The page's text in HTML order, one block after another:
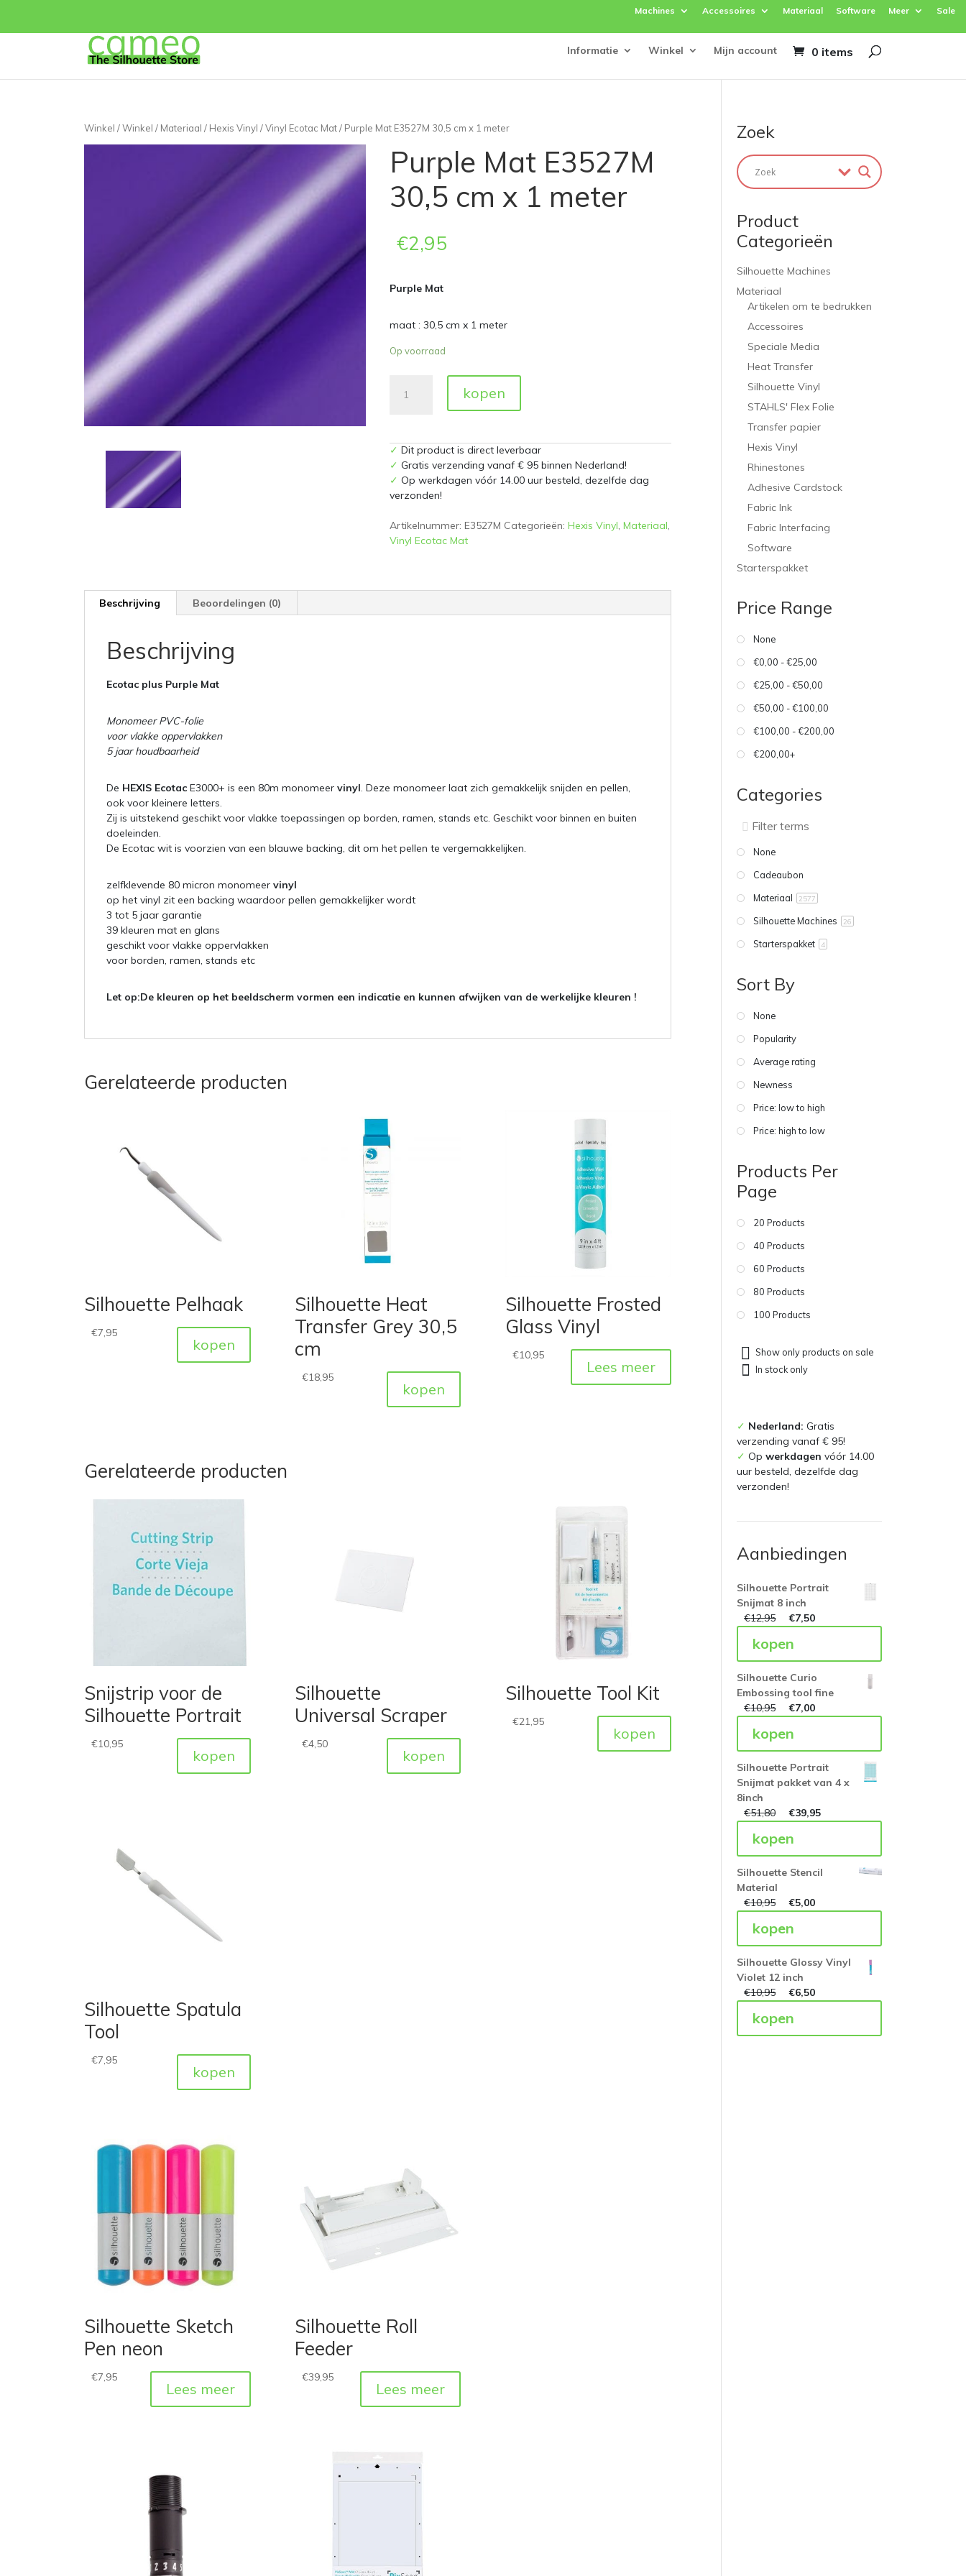
Machines Accessoires Materiaal Software Meer Sale
Informatie Winkel Mijn account 0 items
Winkel /Winkel / Materiaal / Hexis Vinyl /Vinyl Ecotac Mat/ Purple Mat E3527M 30,5 cm x 1 meter
Purple Mat E3527M
30,5 cm x 1 meter
€2,95
Purple Mat
maat : 30,5 cm x 1 meter
Op voorraad
Mat
cm
meter
aantal
kopen
✓ Dit product is direct leverbaar
✓ Gratis verzending vanaf € 95 binnen Nederland!
✓ Op werkdagen vóór 14.00 uur besteld, dezelfde dag
verzonden!
Artikelnummer: E3527M Categorieën: Hexis Vinyl, Materiaal,
Vinyl Ecotac Mat
Beschrijving Beoordelingen (0)
Beschrijving
Ecotac plus Purple Mat
Monomeer PVC-folie
voor vlakke oppervlakken
5 jaar houdbaarheid
De HEXIS Ecotac E3000+ is een 80m monomeer vinyl. Deze monomeer laat zich gemakkelijk snijden en pellen,
ook voor kleinere letters.
Zij is uitstekend geschikt voor vlakke toepassingen op borden, ramen, stands etc. Geschikt voor binnen en buiten
doeleinden.
De Ecotac wit is voorzien van een blauwe backing, dit om het pellen te vergemakkelijken.
zelfklevende 80 micron monomeer vinyl
op het vinyl zit een backing waardoor pellen gemakkelijker wordt
3 tot 5 jaar garantie
39 kleuren mat en glans
geschikt voor vlakke oppervlakken
voor borden, ramen, stands etc
Let op:De kleuren op het beeldscherm vormen een indicatie en kunnen afwijken van de werkelijke kleuren !
Gerelateerde producten
Silhouette Pelhaak
€7,95
kopen
Silhouette Heat
Transfer Grey 30,5
cm
€18,95
kopen
Silhouette Frosted
Glass Vinyl
€10,95
Lees meer
Gerelateerde producten
Snijstrip voor de
Silhouette Portrait
€10,95
kopen
Silhouette
Universal Scraper
€4,50
kopen
Silhouette Tool Kit
€21,95
kopen
Silhouette Spatula
Tool
€7,95
kopen
Silhouette Sketch
Pen neon
€7,95
Lees meer
Silhouette Roll
Feeder
€39,95
Lees meer
Zoek
Product
Categorieën
Silhouette Machines
Materiaal
Artikelen om te bedrukken
Accessoires
Speciale Media
Heat Transfer
Silhouette Vinyl
STAHLS' Flex Folie
Transfer papier
Hexis Vinyl
Rhinestones
Adhesive Cardstock
Fabric Ink
Fabric Interfacing
Software
Starterspakket
Price Range
None
€0,00 - €25,00
€25,00 - €50,00
€50,00 - €100,00
€100,00 - €200,00
€200,00+
Categories
None
Cadeaubon
Materiaal
2577
Silhouette Machines 26
Starterspakket 4
Sort By
None
Popularity
Average rating
Newness
Price: low to high
Price: high to low
Products Per
Page
20 Products
40 Products
60 Products
80 Products
100 Products
Show only products on sale
In stock only
✓ Nederland:Gratis
verzending vanaf € 95!
✓ Opwerkdagen vóór 14.00
uur besteld, dezelfde dag
verzonden!
Aanbiedingen
Silhouette Portrait
Snijmat 8 inch
€12,95 €7,50
kopen
Silhouette Curio
Embossing tool fine
€10,95 €7,00
kopen
Silhouette Portrait
Snijmat pakket van 4 x
8inch
€51,80 €39,95
kopen
Silhouette Stencil
Material
€10,95 €5,00
kopen
Silhouette Glossy Vinyl
Violet 12 inch
€10,95 €6,50
kopen